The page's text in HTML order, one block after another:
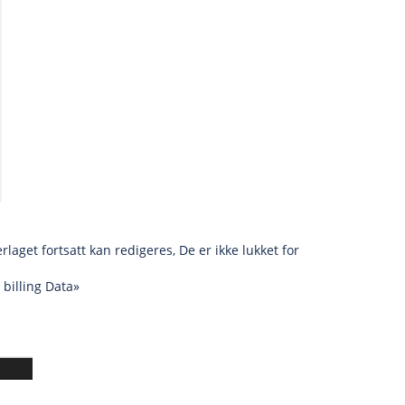
fortsatt kan redigeres, De er ikke lukket for
billing Data»